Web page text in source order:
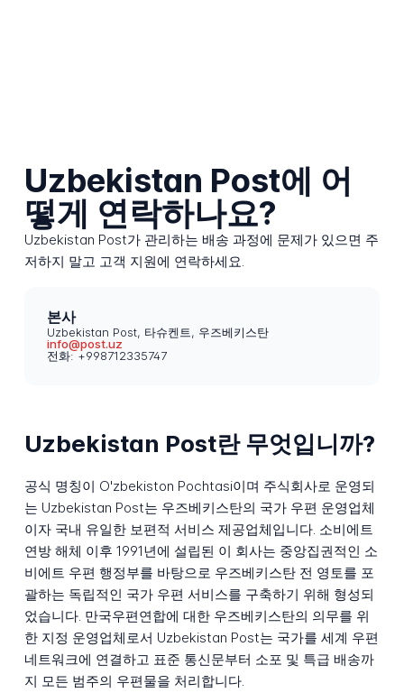
Uzbekistan Post에 어
떻게 연락하나요?
Uzbekistan Post가 관리하는 배송 과정에 문제가 있으면 주
저하지 말고 고객 지원에 연락하세요.
본사
Uzbekistan Post, 타슈켄트, 우즈베키스탄
info@post.uz
전화: +998712335747
Uzbekistan Post란 무엇입니까?
공식 명칭이 O'zbekiston Pochtasi이며 주식회사로 운영되
는 Uzbekistan Post는 우즈베키스탄의 국가 우편 운영업체
이자 국내 유일한 보편적 서비스 제공업체입니다. 소비에트
연방 해체 이후 1991년에 설립된 이 회사는 중앙집권적인 소
비에트 우편 행정부를 바탕으로 우즈베키스탄 전 영토를 포
괄하는 독립적인 국가 우편 서비스를 구축하기 위해 형성되
었습니다. 만국우편연합에 대한 우즈베키스탄의 의무를 위
한 지정 운영업체로서 Uzbekistan Post는 국가를 세계 우편
네트워크에 연결하고 표준 통신문부터 소포 및 특급 배송까
지 모든 범주의 우편물을 처리합니다.